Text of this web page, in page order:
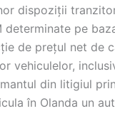
dispoziții
determinate pe
de prețul net
vehiculelor,
din litigiul
în Olanda un